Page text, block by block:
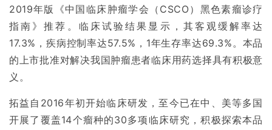
2019年版《中国临床肿瘤学会（CSCO）黑色素瘤诊疗
指南》推荐。临床试验结果显示，其客观缓解率达
17.3%，疾病控制率达57.5%，1年生存率达69.3%。本品
的上市批准对解决我国肿瘤患者临床用药选择具有积极意
义。
拓益自2016年初开始临床研发，至今已在中、美等多国
开展了覆盖14个瘤种的30多项临床研究，积极探索本品